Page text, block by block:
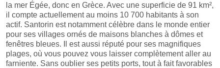
la mer Égée, donc en Grèce. Avec une superficie de 91 km²,
il compte actuellement au moins 10 700 habitants à son
actif. Santorin est notamment célèbre dans le monde entier
pour ses villages ornés de maisons blanches à dômes et
fenêtres bleues. Il est aussi réputé pour ses magnifiques
plages, où vous pouvez vous laisser complètement aller au
farniente. Sans oublier ses petits ports, tout à fait favorables